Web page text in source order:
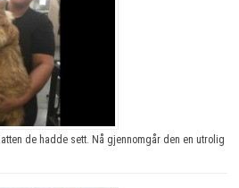
de hadde sett. Nå gjennomgår den en utrolig